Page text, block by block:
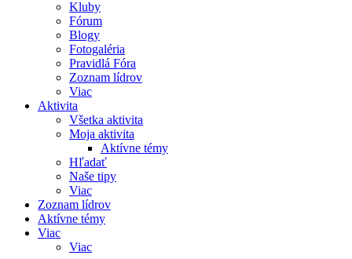
Kluby
Fórum
Blogy
Fotogaléria
Pravidlá Fóra
Zoznam lídrov
Viac
Aktivita
Všetka aktivita
Moja aktivita
Aktívne témy
Hľadať
Naše tipy
Viac
Zoznam lídrov
Aktívne témy
Viac
Viac